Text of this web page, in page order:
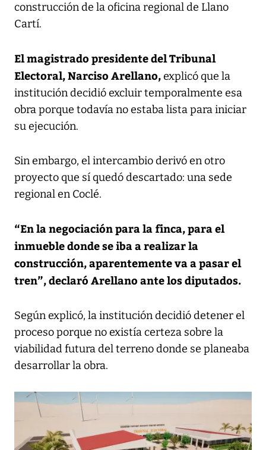
construcción de la oficina regional de Llano
Cartí.
El magistrado presidente del Tribunal
Electoral, Narciso Arellano,explicó que la
institución decidió excluir temporalmente esa
obra porque todavía no estaba lista para iniciar
su ejecución.
Sin embargo, el intercambio derivó en otro
proyecto que sí quedó descartado: una sede
regional en Coclé.
“En la negociación para la finca, para el
inmueble donde se iba a realizar la
construcción, aparentemente va a pasar el
tren”, declaró Arellano ante los diputados.
Según explicó, la institución decidió detener el
proceso porque no existía certeza sobre la
viabilidad futura del terreno donde se planeaba
desarrollar la obra.